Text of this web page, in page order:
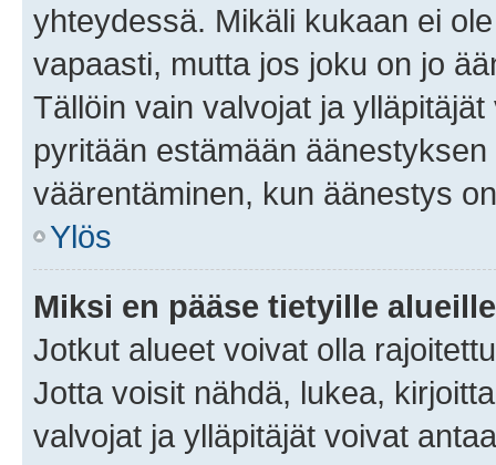
yhteydessä. Mikäli kukaan ei
vapaasti, mutta jos joku on jo
Tällöin vain valvojat ja
pyritään estämään
väärentäminen, kun äänestys
Ylös
Miksi en pääse tietyille
Jotkut alueet voivat olla
Jotta voisit nähdä, lukea,
valvojat ja ylläpitäjät voivat